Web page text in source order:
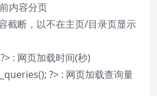
内容分页
截断，以不在主页/目录页显示
: 网页加载时间(秒)
?> : 网页加载查询量